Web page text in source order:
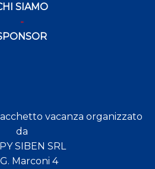
SIAMO
vacanza organizzato
da
SIBEN SRL
Marconi 4